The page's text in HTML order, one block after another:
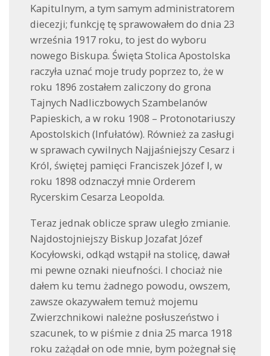
Kapitulnym, a tym samym administratorem
diecezji; funkcję tę sprawowałem do dnia 23
września 1917 roku, to jest do wyboru
nowego Biskupa. Święta Stolica Apostolska
raczyła uznać moje trudy poprzez to, że w
roku 1896 zostałem zaliczony do grona
Tajnych Nadliczbowych Szambelanów
Papieskich, a w roku 1908 – Protonotariuszy
Apostolskich (Infułatów). Również za zasługi
w sprawach cywilnych Najjaśniejszy Cesarz i
Król, świętej pamięci Franciszek Józef I, w
roku 1898 odznaczył mnie Orderem
Rycerskim Cesarza Leopolda.
Teraz jednak oblicze spraw uległo zmianie.
Najdostojniejszy Biskup Jozafat Józef
Kocyłowski, odkąd wstąpił na stolicę, dawał
mi pewne oznaki nieufności. I chociaż nie
dałem ku temu żadnego powodu, owszem,
zawsze okazywałem temuż mojemu
Zwierzchnikowi należne posłuszeństwo i
szacunek, to w piśmie z dnia 25 marca 1918
roku zażądał on ode mnie, bym pożegnał się